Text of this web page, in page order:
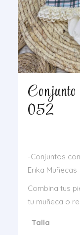
052
-Conjuntos
Erika Muñecas
Combina tus
tu muñeca o
Talla